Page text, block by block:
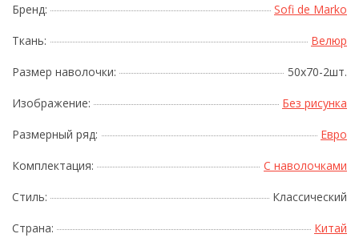
Бренд: Sofi de Marko
Ткань: Велюр
Размер наволочки: 50x70-2шт.
Изображение: Без рисунка
Размерный ряд: Евро
Комплектация: С наволочками
Стиль: Классический
Страна: Китай